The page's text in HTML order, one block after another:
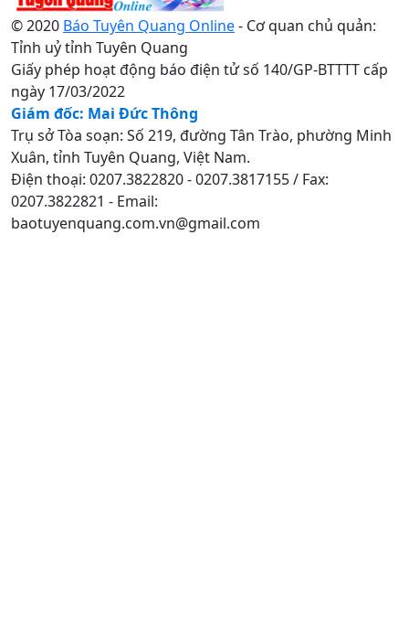
© 2020 Báo Tuyên Quang Online- Cơ quan chủ quản:
Tỉnh uỷ tỉnh Tuyên Quang
Giấy phép hoạt động báo điện tử số 140/GP-BTTTT cấp
ngày 17/03/2022
Giám đốc: Mai Đức Thông
Trụ sở Tòa soạn: Số 219, đường Tân Trào, phường Minh
Xuân, tỉnh Tuyên Quang, Việt Nam.
Điện thoại: 0207.3822820 - 0207.3817155 / Fax:
0207.3822821 - Email:
baotuyenquang.com.vn@gmail.com